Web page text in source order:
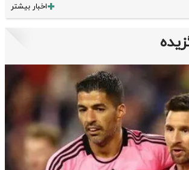
اخبار بیشتر